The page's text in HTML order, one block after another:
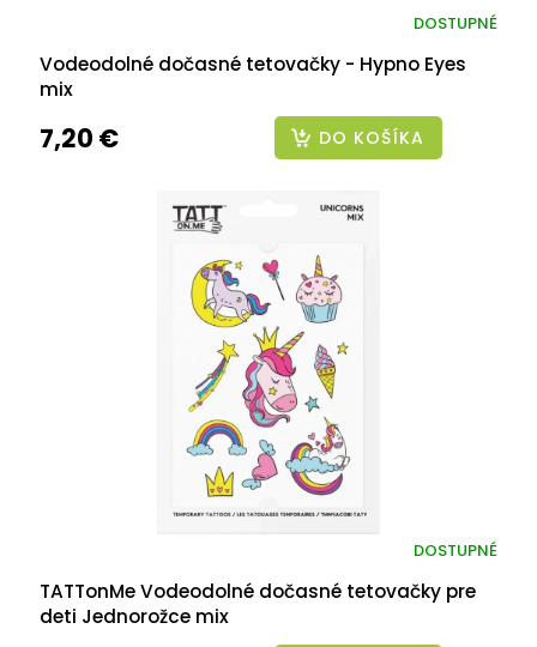
Vodeodolné dočasné tetovačky - Hypno Eyes
mix
DOSTUPNÉ
7,20 € DO KOŠÍKA
TATTonMe Vodeodolné dočasné tetovačky pre
deti Jednorožce mix
DOSTUPNÉ